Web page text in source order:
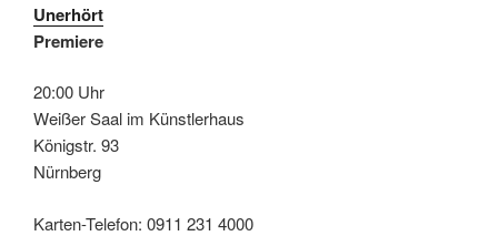
Unerhört
Premiere
20:00 Uhr
Weißer Saal im Künstlerhaus
Königstr. 93
Nürnberg
Karten-Telefon: 0911 231 4000